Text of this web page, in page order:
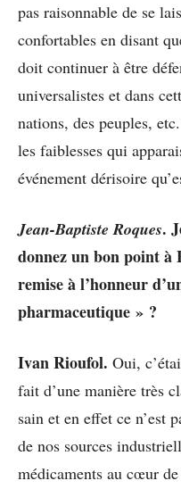
pas raisonnable de se
confortables en disant
doit continuer à être
universalistes et dans
nations, des peuples,
les faiblesses qui
événement dérisoire
Jean-Baptiste Roques.
donnez un bon point
remise à l’honneur
pharmaceutique » ?
Ivan Rioufol. Oui,
fait d’une manière très
sain et en effet ce n’est
de nos sources
médicaments au cœur